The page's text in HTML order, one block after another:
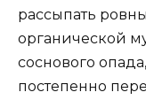
рассыпать
органической
соснового
постепенно